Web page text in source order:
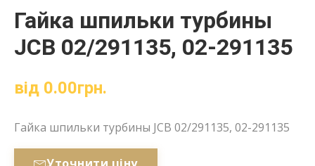
Гайка шпильки турбины
JCB 02/291135, 02-291135
від 0.00грн.
Гайка шпильки турбины JCB 02/291135, 02-291135